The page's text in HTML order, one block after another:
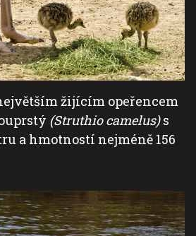
žijícím opeřencem
(Struthio camelus)s
a hmotností nejméně 156